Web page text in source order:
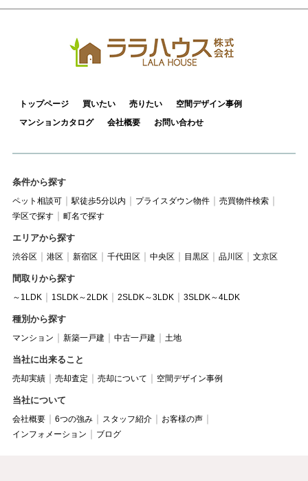
トップページ 買いたい 売りたい
空間デザイン事例
マンションカタログ
会社概要 お問い合わせ
条件から探す
ペット相談可 駅徒歩5分以内 プライスダウン物件
売買物件検索
学区で探す
町名で探す
エリアから探す
渋谷区 港区 新宿区 千代田区 中央区 目黒区 品川区 文京区
間取りから探す
～1LDK 1SLDK～2LDK 2SLDK～3LDK 3SLDK～4LDK
種別から探す
マンション 新築一戸建 中古一戸建 土地
当社に出来ること
売却実績 売却査定 売却について 空間デザイン事例
当社について
会社概要 6つの強み スタッフ紹介
お客様の声
インフォメーション
ブログ